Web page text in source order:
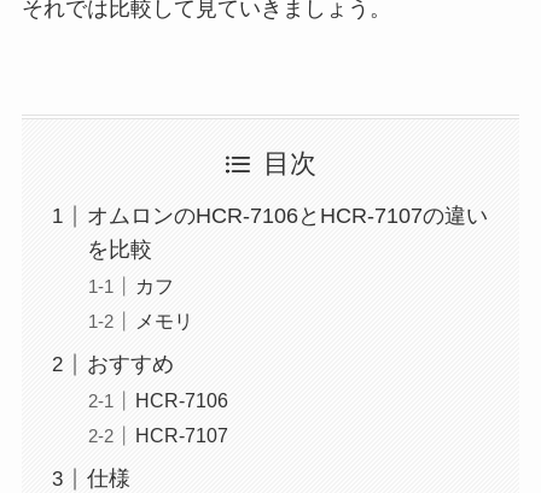
それでは比較して見ていきましょう。
目次
オムロンのHCR-7106とHCR-7107の違い
を比較
カフ
メモリ
おすすめ
HCR-7106
HCR-7107
仕様